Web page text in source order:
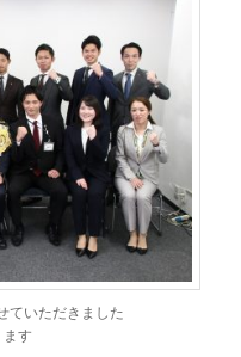
ていただきました
す